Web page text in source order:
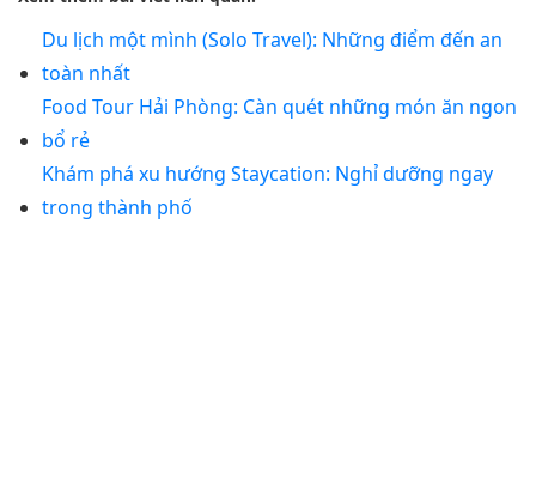
Du lịch một mình (Solo Travel): Những điểm đến an
toàn nhất
Food Tour Hải Phòng: Càn quét những món ăn ngon
bổ rẻ
Khám phá xu hướng Staycation: Nghỉ dưỡng ngay
trong thành phố